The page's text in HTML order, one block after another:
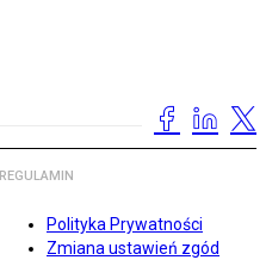
REGULAMIN
Polityka Prywatności
Zmiana ustawień zgód